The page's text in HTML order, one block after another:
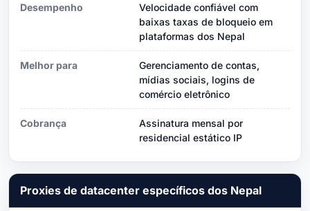
Desempenho
Velocidade confiável com
baixas taxas de bloqueio em
plataformas dos Nepal
Melhor para
Gerenciamento de contas,
mídias sociais, logins de
comércio eletrônico
Cobrança
Assinatura mensal por
residencial estático IP
Proxies de datacenter específicos dos Nepal